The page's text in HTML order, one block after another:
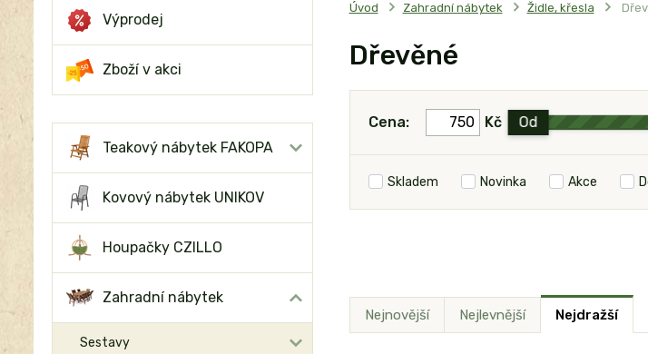
Výprodej
Zboží v akci
Teakový nábytek FAKOPA
Kovový nábytek UNIKOV
Houpačky CZILLO
Zahradní nábytek
Sestavy
Úvod Zahradní nábytek Židle, křesla
Dřevěné
Cena: Kč Od
Skladem Novinka Akce
Nejnovější Nejlevnější Nejdražší